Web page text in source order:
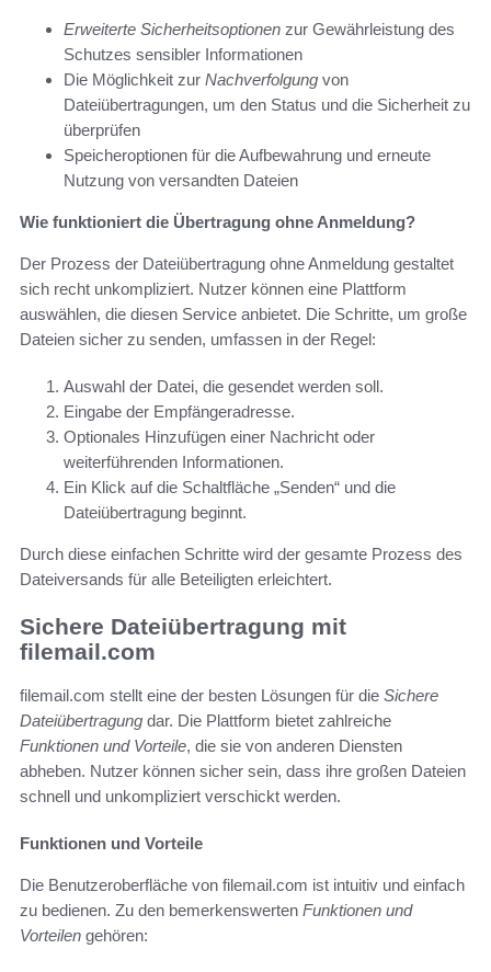
Erweiterte Sicherheitsoptionen zur Gewährleistung des
Schutzes sensibler Informationen
Die Möglichkeit zur Nachverfolgung von
Dateiübertragungen, um den Status und die Sicherheit zu
überprüfen
Speicheroptionen für die Aufbewahrung und erneute
Nutzung von versandten Dateien
Wie funktioniert die Übertragung ohne Anmeldung?
Der Prozess der Dateiübertragung ohne Anmeldung gestaltet
sich recht unkompliziert. Nutzer können eine Plattform
auswählen, die diesen Service anbietet. Die Schritte, um große
Dateien sicher zu senden, umfassen in der Regel:
Auswahl der Datei, die gesendet werden soll.
Eingabe der Empfängeradresse.
Optionales Hinzufügen einer Nachricht oder
weiterführenden Informationen.
Ein Klick auf die Schaltfläche „Senden“ und die
Dateiübertragung beginnt.
Durch diese einfachen Schritte wird der gesamte Prozess des
Dateiversands für alle Beteiligten erleichtert.
Sichere Dateiübertragung mit
filemail.com
filemail.com stellt eine der besten Lösungen für die Sichere
Dateiübertragung dar. Die Plattform bietet zahlreiche
Funktionen und Vorteile, die sie von anderen Diensten
abheben. Nutzer können sicher sein, dass ihre großen Dateien
schnell und unkompliziert verschickt werden.
Funktionen und Vorteile
Die Benutzeroberfläche von filemail.com ist intuitiv und einfach
zu bedienen. Zu den bemerkenswerten Funktionen und
Vorteilen gehören: